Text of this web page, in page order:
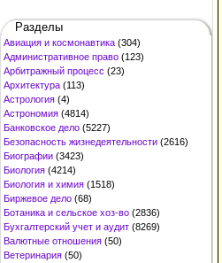
Разделы
Авиация и космонавтика (304)
Административное право (123)
Арбитражный процесс (23)
Архитектура (113)
Астрология (4)
Астрономия (4814)
Банковское дело (5227)
Безопасность жизнедеятельности (2616)
Биографии (3423)
Биология (4214)
Биология и химия (1518)
Биржевое дело (68)
Ботаника и сельское хоз-во (2836)
Бухгалтерский учет и аудит (8269)
Валютные отношения (50)
Ветеринария (50)